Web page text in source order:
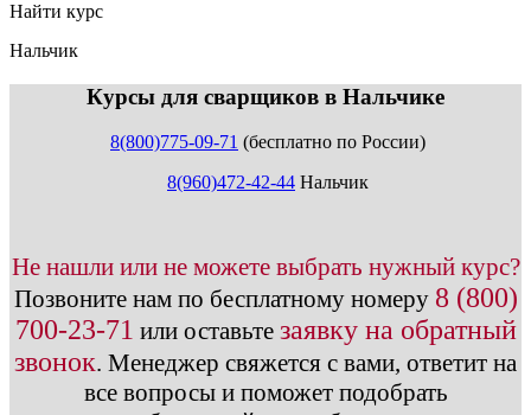
Найти курс
Нальчик
Курсы для сварщиков в Нальчике
8(800)775-09-71 (бесплатно по России)
8(960)472-42-44 Нальчик
Не нашли или не можете выбрать нужный курс?
Позвоните нам по бесплатному номеру 8 (800)
700-23-71 или оставьте заявку на обратный
звонок. Менеджер свяжется с вами, ответит на
все вопросы и поможет подобрать